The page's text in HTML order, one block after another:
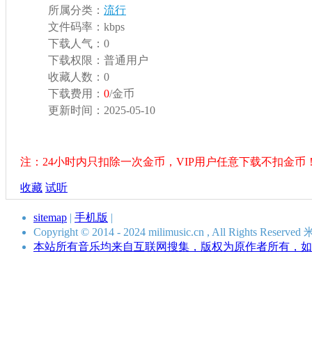
所属分类： 流行
文件码率： kbps
下载人气： 0
下载权限： 普通用户
收藏人数： 0
下载费用： 0/金币
更新时间： 2025-05-10
注：24小时内只扣除一次金币，VIP用户任意下载不扣金币
收藏 试听
sitemap | 手机版 |
Copyright © 2014 - 2024 milimusic.cn , All Rights Reserved
本站所有音乐均来自互联网搜集，版权为原作者所有，